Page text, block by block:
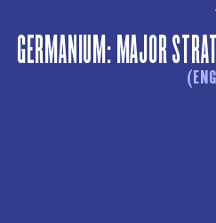
GERMANIUM: MAJOR